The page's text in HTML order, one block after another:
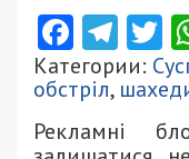
Категории:
обстріл,
Рекламні